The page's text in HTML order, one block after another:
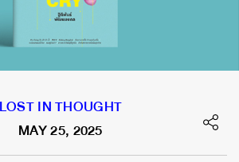
LOST IN THOUGHT
MAY 25, 2025